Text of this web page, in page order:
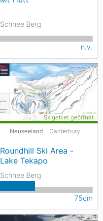
Schnee Berg
n.v.
Neuseeland Canterbury
Roundhill Ski Area -
Lake Tekapo
Skigebiet geöffnet
Schnee Berg
75cm